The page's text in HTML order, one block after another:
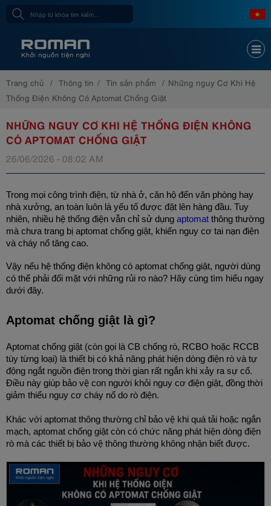
Trang chủ Thông tin Tin sản phẩm
Những nguy Cơ Khi Hệ
Thống Điện Không Có Aptomat Chống Giật
NHỮNG NGUY CƠ KHI HỆ THỐNG ĐIỆN KHÔNG
CÓ APTOMAT CHỐNG GIẬT
26/06/2026 - 08:02 AM
Trong mọi công trình điện, từ nhà ở, căn hộ đến văn phòng hay
nhà xưởng, an toàn luôn là yếu tố được đặt lên hàng đầu. Tuy
nhiên, nhiều hệ thống điện vẫn chỉ sử dụng aptomat thông thường
mà chưa trang bị aptomat chống giật, khiến nguy cơ tai nạn điện
và cháy nổ tăng cao.
Vậy nếu hệ thống điện không có aptomat chống giật, người dùng
có thể phải đối mặt với những rủi ro nào? Hãy cùng tìm hiểu ngay
dưới đây.
Aptomat chống giật là gì?
Aptomat chống giật (còn gọi là CB chống rò, RCBO hoặc RCCB
tùy từng loại) là thiết bị có khả năng phát hiện dòng điện rò và tự
động ngắt nguồn điện trong thời gian rất ngắn khi xảy ra sự cố.
Điều này giúp bảo vệ con người khỏi nguy cơ điện giật, đồng thời
giảm thiểu nguy cơ cháy nổ do rò điện.
Khác với aptomat thông thường chỉ bảo vệ khi quá tải hoặc ngắn
mạch, aptomat chống giật còn có chức năng phát hiện dòng điện
rò mà các thiết bị bảo vệ thông thường không nhận biết được.